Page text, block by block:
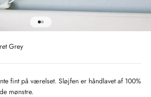
Grey
fint på værelset. Sløjfen er håndlavet af 100%
mønstre.